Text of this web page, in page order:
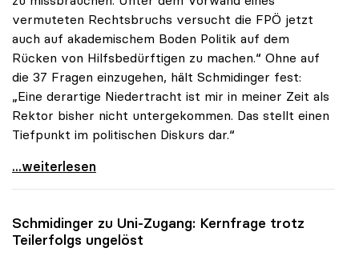
vermuteten Rechtsbruchs versucht die FPÖ jetzt
auch auf akademischem Boden Politik auf dem
Rücken von Hilfsbedürftigen zu machen.“ Ohne auf
die 37 Fragen einzugehen, hält Schmidinger fest:
„Eine derartige Niedertracht ist mir in meiner Zeit als
Rektor bisher nicht untergekommen. Das stellt einen
Tiefpunkt im politischen Diskurs dar.“
uniko zur FPÖ-Anfrage: „Asylthema wird
...weiterlesen
Schmidinger zu Uni-Zugang: Kernfrage trotz
Teilerfolgs ungelöst